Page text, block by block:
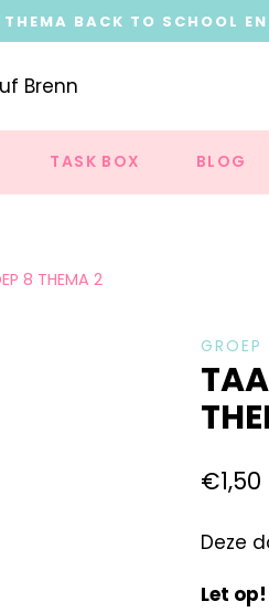
THEMA BACK TO SCHOOL EN
TASK BOX BLOG
8 THEMA 2
GROEP
€1,50
Deze
Let